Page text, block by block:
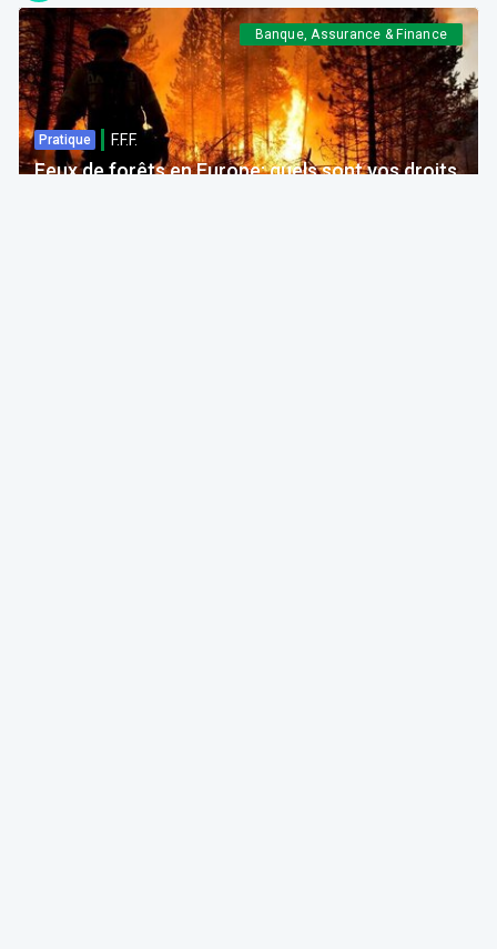
Banque, Assurance & Finance
Pratique F.F.F.
Feux de forêts en Europe: quels sont vos droits